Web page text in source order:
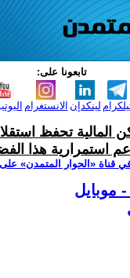
تابعونا على:
الانستغرام لينكدإن
المالية تحفظ
استمرارية هذا
قناة ‫«الحوار المتمدن» على
- موبايل